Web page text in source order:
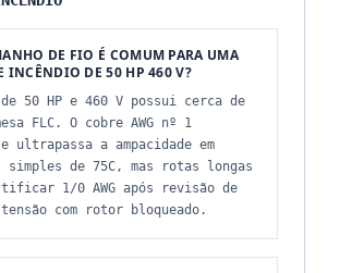
DE FIO É COMUM PARA UMA
INCÊNDIO DE 50 HP 460 V?
de 50 HP e 460 V possui cerca de
FLC. O cobre AWG nº 1
ultrapassa a ampacidade em
simples de 75C, mas rotas longas
1/0 AWG após revisão de
com rotor bloqueado.